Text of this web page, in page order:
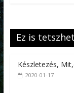
Ez is
Készletezés,
2020-01-17